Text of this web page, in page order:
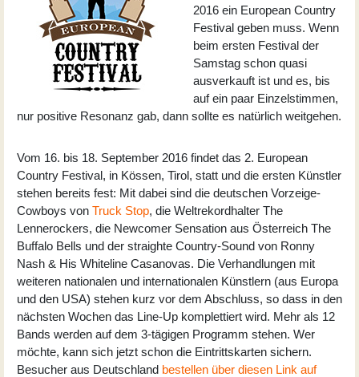
2016 ein European Country
Festival geben muss. Wenn
beim ersten Festival der
Samstag schon quasi
ausverkauft ist und es, bis
auf ein paar Einzelstimmen,
nur positive Resonanz gab, dann sollte es natürlich weitgehen.
Vom 16. bis 18. September 2016 findet das 2. European
Country Festival, in Kössen, Tirol, statt und die ersten Künstler
stehen bereits fest: Mit dabei sind die deutschen Vorzeige-
Cowboys von Truck Stop, die Weltrekordhalter The
Lennerockers, die Newcomer Sensation aus Österreich The
Buffalo Bells und der straighte Country-Sound von Ronny
Nash & His Whiteline Casanovas. Die Verhandlungen mit
weiteren nationalen und internationalen Künstlern (aus Europa
und den USA) stehen kurz vor dem Abschluss, so dass in den
nächsten Wochen das Line-Up komplettiert wird. Mehr als 12
Bands werden auf dem 3-tägigen Programm stehen. Wer
möchte, kann sich jetzt schon die Eintrittskarten sichern.
Besucher aus Deutschland bestellen über diesen Link auf